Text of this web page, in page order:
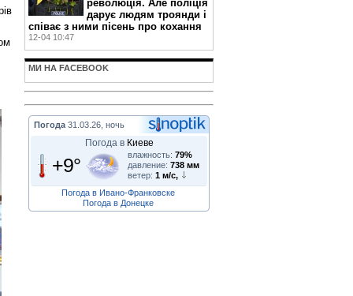
революція. Але поліція
дарує людям троянди і
співає з ними пісень про кохання
12-04 10:47
МИ НА FACEBOOK
Погода 31.03.26, ночь
Погода в Киеве
+9° влажность: 79%
давление: 738 мм
ветер: 1 м/с,
Погода в Ивано-Франковске
Погода в Донецке